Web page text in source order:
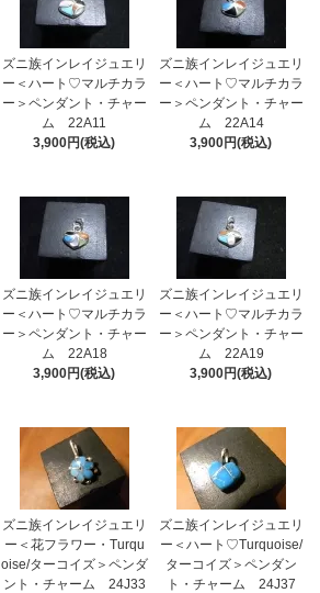
ズニ族インレイジュエリ
ー＜ハート♡マルチカラ
ー＞ペンダント・チャー
ム 22A11
3,900円(税込)
ズニ族インレイジュエリ
ー＜ハート♡マルチカラ
ー＞ペンダント・チャー
ム 22A14
3,900円(税込)
ズニ族インレイジュエリ
ー＜ハート♡マルチカラ
ー＞ペンダント・チャー
ム 22A18
3,900円(税込)
ズニ族インレイジュエリ
ー＜ハート♡マルチカラ
ー＞ペンダント・チャー
ム 22A19
3,900円(税込)
ズニ族インレイジュエリ
ー＜花フラワー・Turqu
oise/ターコイズ＞ペンダ
ント・チャーム 24J33
ズニ族インレイジュエリ
ー＜ハート♡Turquoise/
ターコイズ＞ペンダン
ト・チャーム 24J37